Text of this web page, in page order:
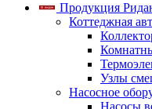
Продукция
Коттеджная
Узлы
Насосное
Насосы